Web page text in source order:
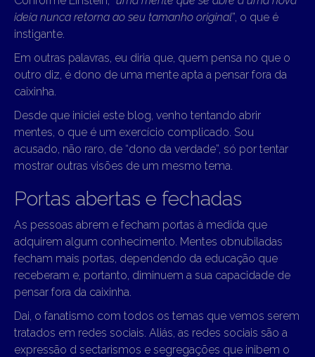
ideia nunca retorna ao seu tamanho original”, o que é
instigante.
Em outras palavras, eu diria que, quem pensa no que o
outro diz, é dono de uma mente apta a pensar fora da
caixinha.
Desde que iniciei este blog, venho tentando abrir
mentes, o que é um exercício complicado. Sou
acusado, não raro, de “dono da verdade”, só por tentar
mostrar outras visões de um mesmo tema.
Portas abertas e fechadas
As pessoas abrem e fecham portas à medida que
adquirem algum conhecimento. Mentes obnubiladas
fecham mais portas, dependendo da educação que
receberam e, portanto, diminuem a sua capacidade de
pensar fora da caixinha.
Dai, o fanatismo com todos os temas que vemos serem
tratados em redes sociais. Aliás, as redes sociais são a
expressão d sectarismos e segregações que inibem o